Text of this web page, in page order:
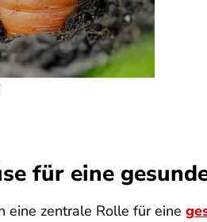
für eine
eine zentrale Rolle für eine